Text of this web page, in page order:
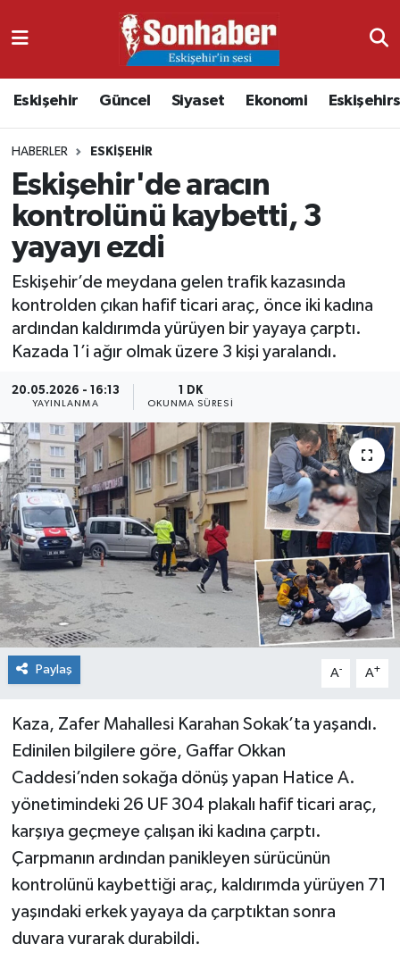
Eskişehir Güncel Siyaset Ekonomi
HABERLER ESKIŞEHIR
Eskişehir'de aracın
kontrolünü kaybetti, 3
yayayı ezdi
Eskişehir’de meydana gelen trafik kazasında
kontrolden çıkan hafif ticari araç, önce iki kadına
ardından kaldırımda yürüyen bir yayaya çarptı.
Kazada 1’i ağır olmak üzere 3 kişi yaralandı.
20.05.2026 - 16:13
YAYINLANMA
1 DK
OKUNMA SÜRESI
Paylaş A- A+
Kaza, Zafer Mahallesi Karahan Sokak’ta yaşandı.
Edinilen bilgilere göre, Gaffar Okkan
Caddesi’nden sokağa dönüş yapan Hatice A.
yönetimindeki 26 UF 304 plakalı hafif ticari araç,
karşıya geçmeye çalışan iki kadına çarptı.
Çarpmanın ardından panikleyen sürücünün
kontrolünü kaybettiği araç, kaldırımda yürüyen 71
yaşındaki erkek yayaya da çarptıktan sonra
duvara vurarak durabildi.
Ekonomi
Güncel
Kültür & Sanat
Magazin
Sağlık
Siyaset
Spor
Nöbetçi Eczaneler
Namaz Vakitleri
Trafik Durumu
Süper Lig Puan Durumu ve Fikstür
Tüm Manşetler
Son Dakika Haberleri
Haber Arşivi